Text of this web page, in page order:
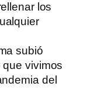
los
subió
vivimos
del